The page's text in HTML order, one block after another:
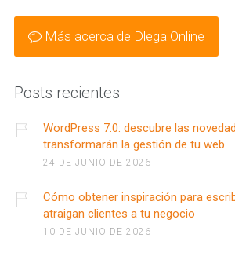
Más acerca de Dlega Online
Posts recientes
WordPress 7.0: descubre las
transformarán la gestión de tu web
24 DE JUNIO DE 2026
Cómo obtener inspiración para
atraigan clientes a tu negocio
10 DE JUNIO DE 2026